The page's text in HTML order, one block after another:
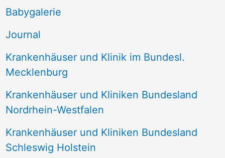
n
c
:
Babygalerie
Journal
Krankenhäuser und Klinik im Bundesl.
Mecklenburg
Krankenhäuser und Kliniken Bundesland
Nordrhein-Westfalen
Krankenhäuser und Kliniken Bundesland
Schleswig Holstein